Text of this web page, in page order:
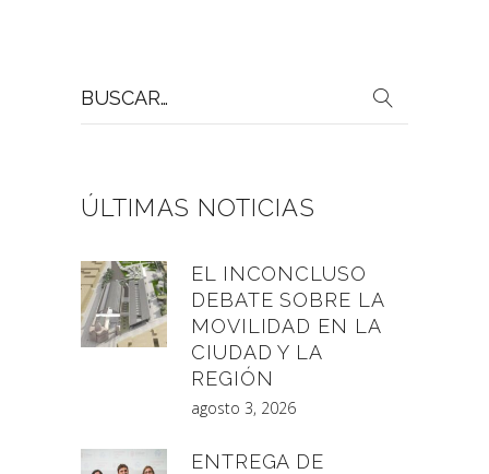
por:
ÚLTIMAS NOTICIAS
EL INCONCLUSO
DEBATE SOBRE LA
MOVILIDAD EN LA
CIUDAD Y LA
REGIÓN
agosto 3, 2026
ENTREGA DE